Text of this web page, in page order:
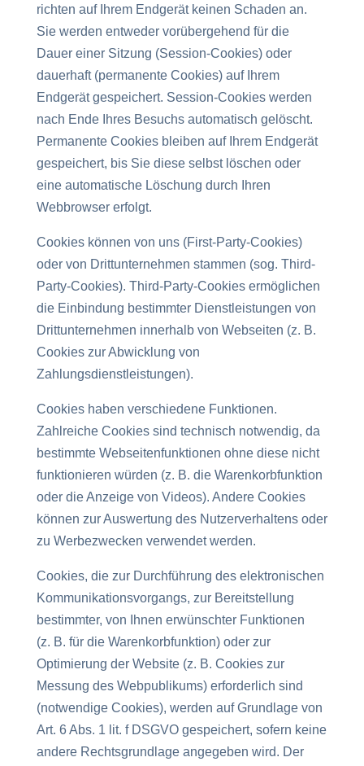
richten auf Ihrem Endgerät keinen Schaden an.
Sie werden entweder vorübergehend für die
Dauer einer Sitzung (Session-Cookies) oder
dauerhaft (permanente Cookies) auf Ihrem
Endgerät gespeichert. Session-Cookies werden
nach Ende Ihres Besuchs automatisch gelöscht.
Permanente Cookies bleiben auf Ihrem Endgerät
gespeichert, bis Sie diese selbst löschen oder
eine automatische Löschung durch Ihren
Webbrowser erfolgt.
Cookies können von uns (First-Party-Cookies)
oder von Drittunternehmen stammen (sog. Third-
Party-Cookies). Third-Party-Cookies ermöglichen
die Einbindung bestimmter Dienstleistungen von
Drittunternehmen innerhalb von Webseiten (z. B.
Cookies zur Abwicklung von
Zahlungsdienstleistungen).
Cookies haben verschiedene Funktionen.
Zahlreiche Cookies sind technisch notwendig, da
bestimmte Webseitenfunktionen ohne diese nicht
funktionieren würden (z. B. die Warenkorbfunktion
oder die Anzeige von Videos). Andere Cookies
können zur Auswertung des Nutzerverhaltens oder
zu Werbezwecken verwendet werden.
Cookies, die zur Durchführung des elektronischen
Kommunikationsvorgangs, zur Bereitstellung
bestimmter, von Ihnen erwünschter Funktionen
(z. B. für die Warenkorbfunktion) oder zur
Optimierung der Website (z. B. Cookies zur
Messung des Webpublikums) erforderlich sind
(notwendige Cookies), werden auf Grundlage von
Art. 6 Abs. 1 lit. f DSGVO gespeichert, sofern keine
andere Rechtsgrundlage angegeben wird. Der